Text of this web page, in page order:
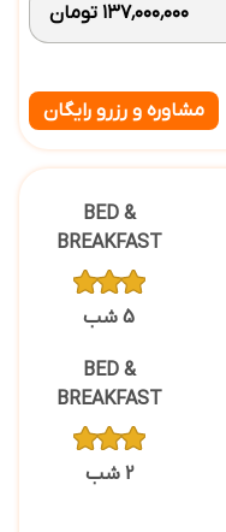
۱۳۷٬۰۰۰٬۰۰۰ تومان
مشاوره و رزرو رایگان
BED &
BREAKFAST
5 شب
BED &
BREAKFAST
2 شب